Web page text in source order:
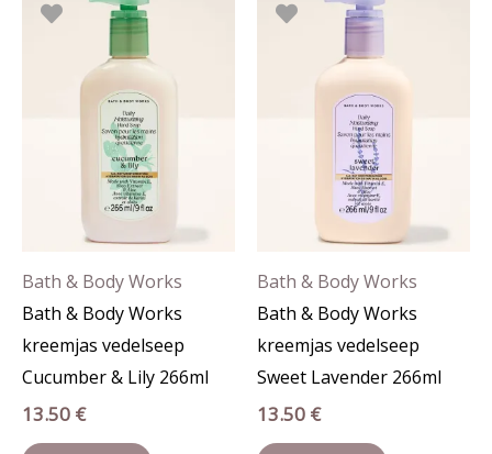
Bath & Body Works
Bath & Body Works
kreemjas vedelseep
Cucumber & Lily 266ml
13.50 €
Bath & Body Works
Bath & Body Works
kreemjas vedelseep
Sweet Lavender 266ml
13.50 €